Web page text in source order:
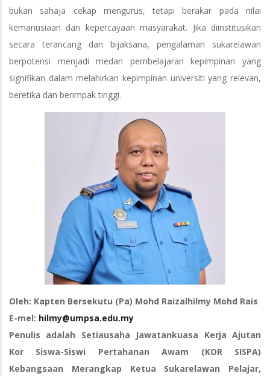
bukan sahaja cekap mengurus, tetapi berakar pada nilai
kemanusiaan dan kepercayaan masyarakat. Jika diinstitusikan
secara terancang dan bijaksana, pengalaman sukarelawan
berpotensi menjadi medan pembelajaran kepimpinan yang
signifikan dalam melahirkan kepimpinan universiti yang relevan,
beretika dan berimpak tinggi.
Oleh: Kapten Bersekutu (Pa) Mohd Raizalhilmy Mohd Rais
E-mel: hilmy@umpsa.edu.my
Penulis adalah Setiausaha Jawatankuasa Kerja Ajutan
Kor Siswa-Siswi Pertahanan Awam (KOR SISPA)
Kebangsaan Merangkap Ketua Sukarelawan Pelajar,